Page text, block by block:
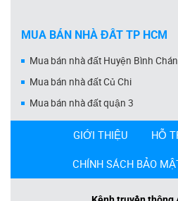
MUA BÁN NHÀ ĐẤT TP HCM
Mua bán nhà đất Huyện Bình
Mua bán nhà đất Củ Chi
Mua bán nhà đất quận 3
GIỚI THIỆU HỖ
CHÍNH SÁCH BẢO